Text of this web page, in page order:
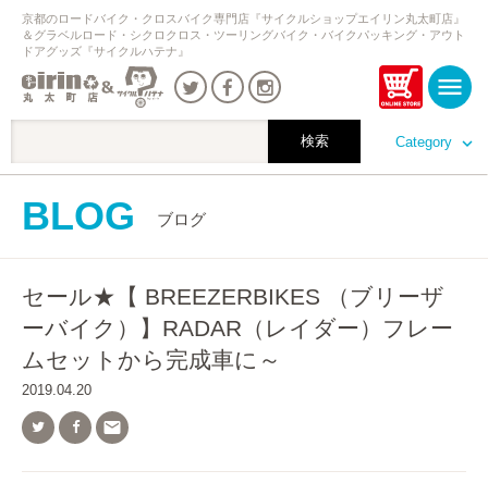
Category
京都のロードバイク・クロスバイク専門店『サイクルショップエイリン丸太町店』
＆グラベルロード・シクロクロス・ツーリングバイク・バイクパッキング・アウト
ドアグッズ『サイクルハテナ』
BLOG ブログ
セール★【 BREEZERBIKES （ブリーザ
ーバイク）】RADAR（レイダー）フレー
ムセットから完成車に～
2019.04.20
